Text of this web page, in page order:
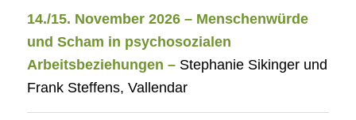
14./15. November 2026 – Menschenwürde
und Scham in psychosozialen
Arbeitsbeziehungen –Stephanie Sikinger und
Frank Steffens, Vallendar